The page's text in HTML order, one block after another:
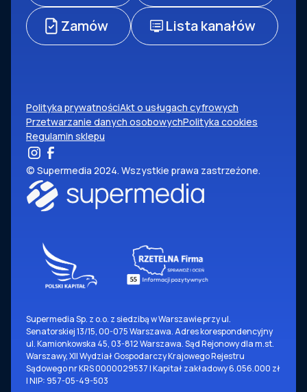
Zamów Lista kanałów
Polityka prywatnościAkt o usługach cyfrowych
Przetwarzanie danych osobowychPolityka cookies
Regulamin sklepu
© Supermedia 2024. Wszystkie prawa zastrzeżone.
Supermedia Sp. z o.o. z siedzibą w Warszawie przy ul.
Senatorskiej 13/15, 00-075 Warszawa. Adres korespondencyjny
ul. Kamionkowska 45, 03-812 Warszawa. Sąd Rejonowy dla m.st.
Warszawy, XII Wydział Gospodarczy Krajowego Rejestru
Sądowego nr KRS 0000029537 | Kapitał zakładowy 6.056.000 zł
| NIP: 957-05-49-503